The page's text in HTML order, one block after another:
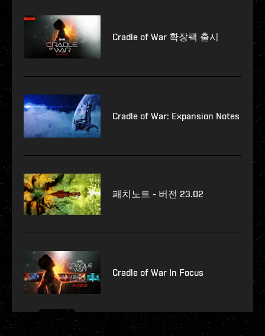
Cradle of War 확장팩 출시
Cradle of War: Expansion Notes
패치노트 - 버전 23.02
Cradle of War In Focus